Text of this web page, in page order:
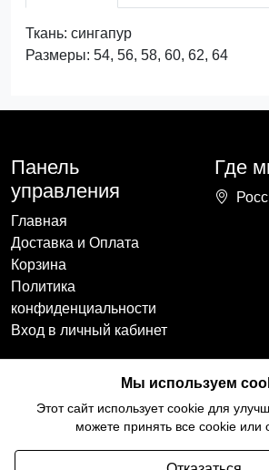
Ткань: сингапур
Размеры: 54, 56, 58, 60, 62, 64
Панель
управления
Главная
Доставка и Оплата
Корзина
Политика
конфиденциальности
Вход в личный кабинет
Где
ccozy@yandex.ru
сетях
Мы используем
Этот сайт использует cookie для
можете принять все cookie или